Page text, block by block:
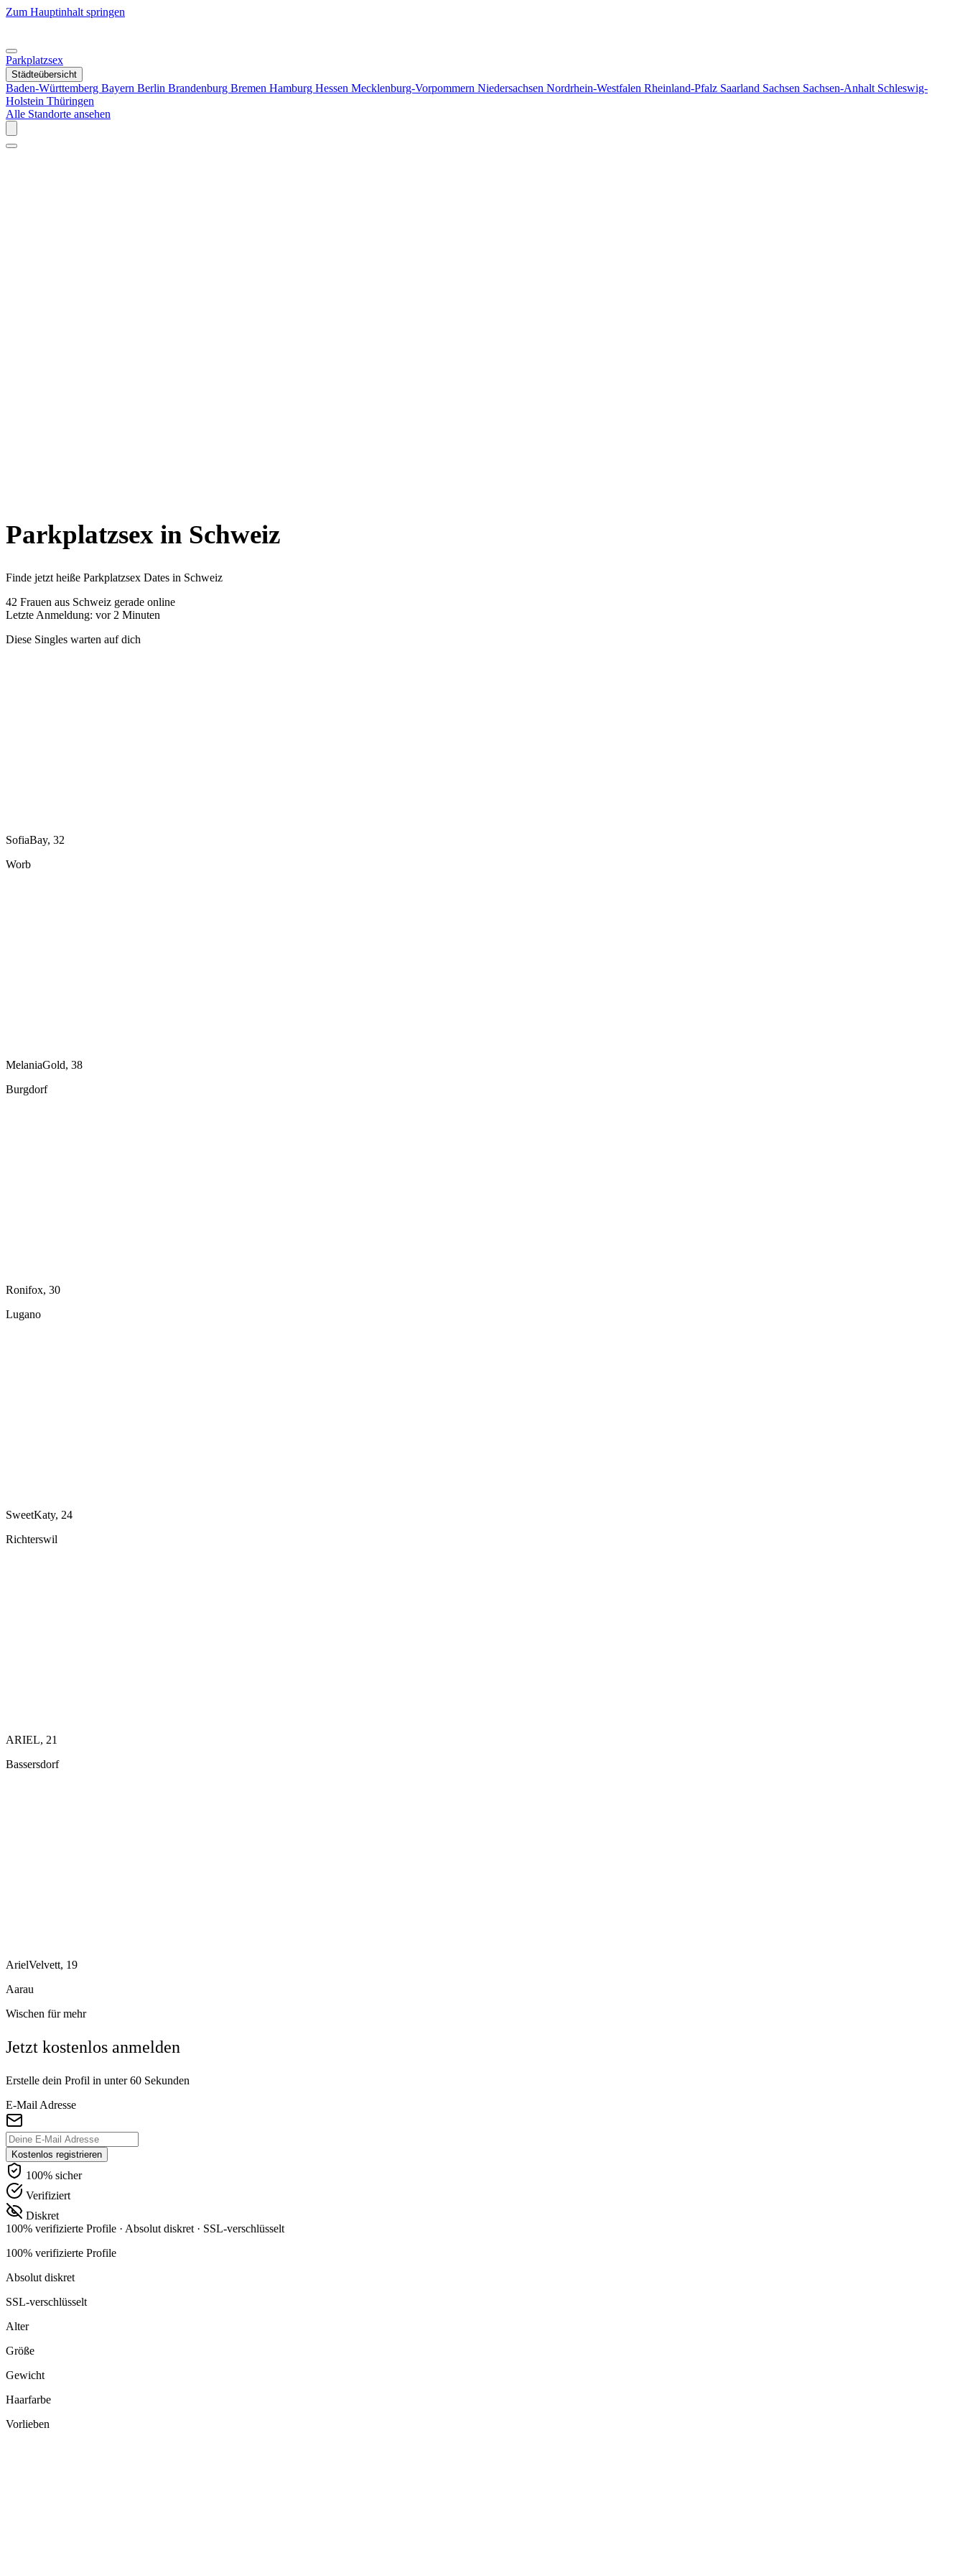
Zum Hauptinhalt springen
Parkplatzsex
Städteübersicht
Baden-Württemberg Bayern Berlin Brandenburg Bremen Hamburg Hessen Mecklenburg-Vorpommern Niedersachsen Nordrhein-Westfalen Rheinland-Pfalz Saarland Sachsen Sachsen-Anhalt Schleswig-
Holstein Thüringen
Alle Standorte ansehen
Parkplatzsex in Schweiz
Finde jetzt heiße Parkplatzsex Dates in Schweiz
42 Frauen aus Schweiz gerade online
Letzte Anmeldung: vor 2 Minuten
Diese Singles warten auf dich
SofiaBay, 32
Worb
MelaniaGold, 38
Burgdorf
Ronifox, 30
Lugano
SweetKaty, 24
Richterswil
ARIEL, 21
Bassersdorf
ArielVelvett, 19
Aarau
Wischen für mehr
Jetzt kostenlos anmelden
Erstelle dein Profil in unter 60 Sekunden
E-Mail Adresse
Kostenlos registrieren
100% sicher
Verifiziert
Diskret
100% verifizierte Profile · Absolut diskret · SSL-verschlüsselt
100% verifizierte Profile
Absolut diskret
SSL-verschlüsselt
Alter
Größe
Gewicht
Haarfarbe
Vorlieben